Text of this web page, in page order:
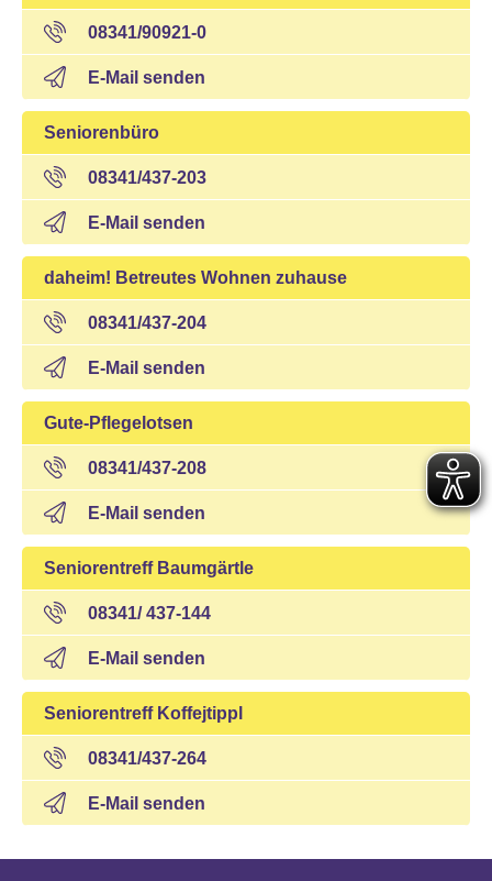
08341/90921-0
E-Mail senden
Seniorenbüro
08341/437-203
E-Mail senden
daheim! Betreutes Wohnen zuhause
08341/437-204
E-Mail senden
Gute-Pflegelotsen
08341/437-208
E-Mail senden
Seniorentreff Baumgärtle
08341/ 437-144
E-Mail senden
Seniorentreff Koffejtippl
08341/437-264
E-Mail senden